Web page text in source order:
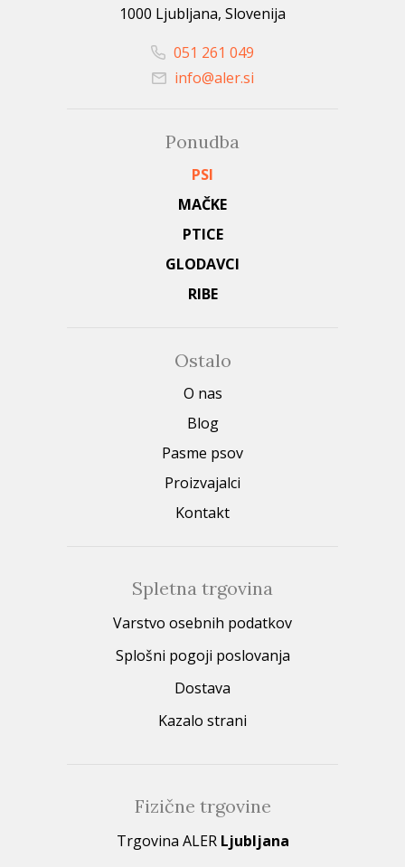
1000 Ljubljana, Slovenija
051 261 049
info@aler.si
Ponudba
PSI
MAČKE
PTICE
GLODAVCI
RIBE
Ostalo
O nas
Blog
Pasme psov
Proizvajalci
Kontakt
Spletna trgovina
Varstvo osebnih podatkov
Splošni pogoji poslovanja
Dostava
Kazalo strani
Fizične trgovine
Trgovina ALER Ljubljana